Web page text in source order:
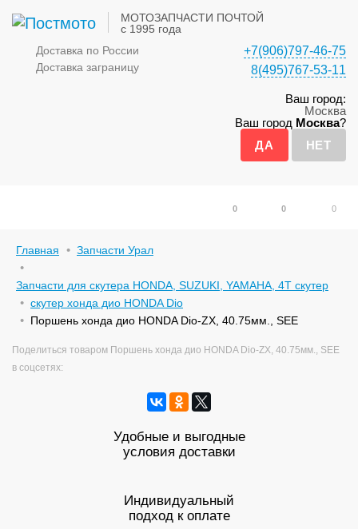
МОТОЗАПЧАСТИ ПОЧТОЙ
с 1995 года
Доставка по России
Доставка заграницу
+7(906)797-46-75
8(495)767-53-11
Ваш город:
Москва
Ваш город Москва?
0
0 0
Главная Запчасти Урал
Запчасти для скутера HONDA, SUZUKI, YAMAHA, 4Т скутер
скутер хонда дио HONDA Dio
Поршень хонда дио HONDA Dio-ZX, 40.75мм., SEE
Поделиться товаром Поршень хонда дио HONDA Dio-ZX, 40.75мм., SEE
в соцсетях:
Удобные и выгодные
условия доставки
Индивидуальный
подход к оплате